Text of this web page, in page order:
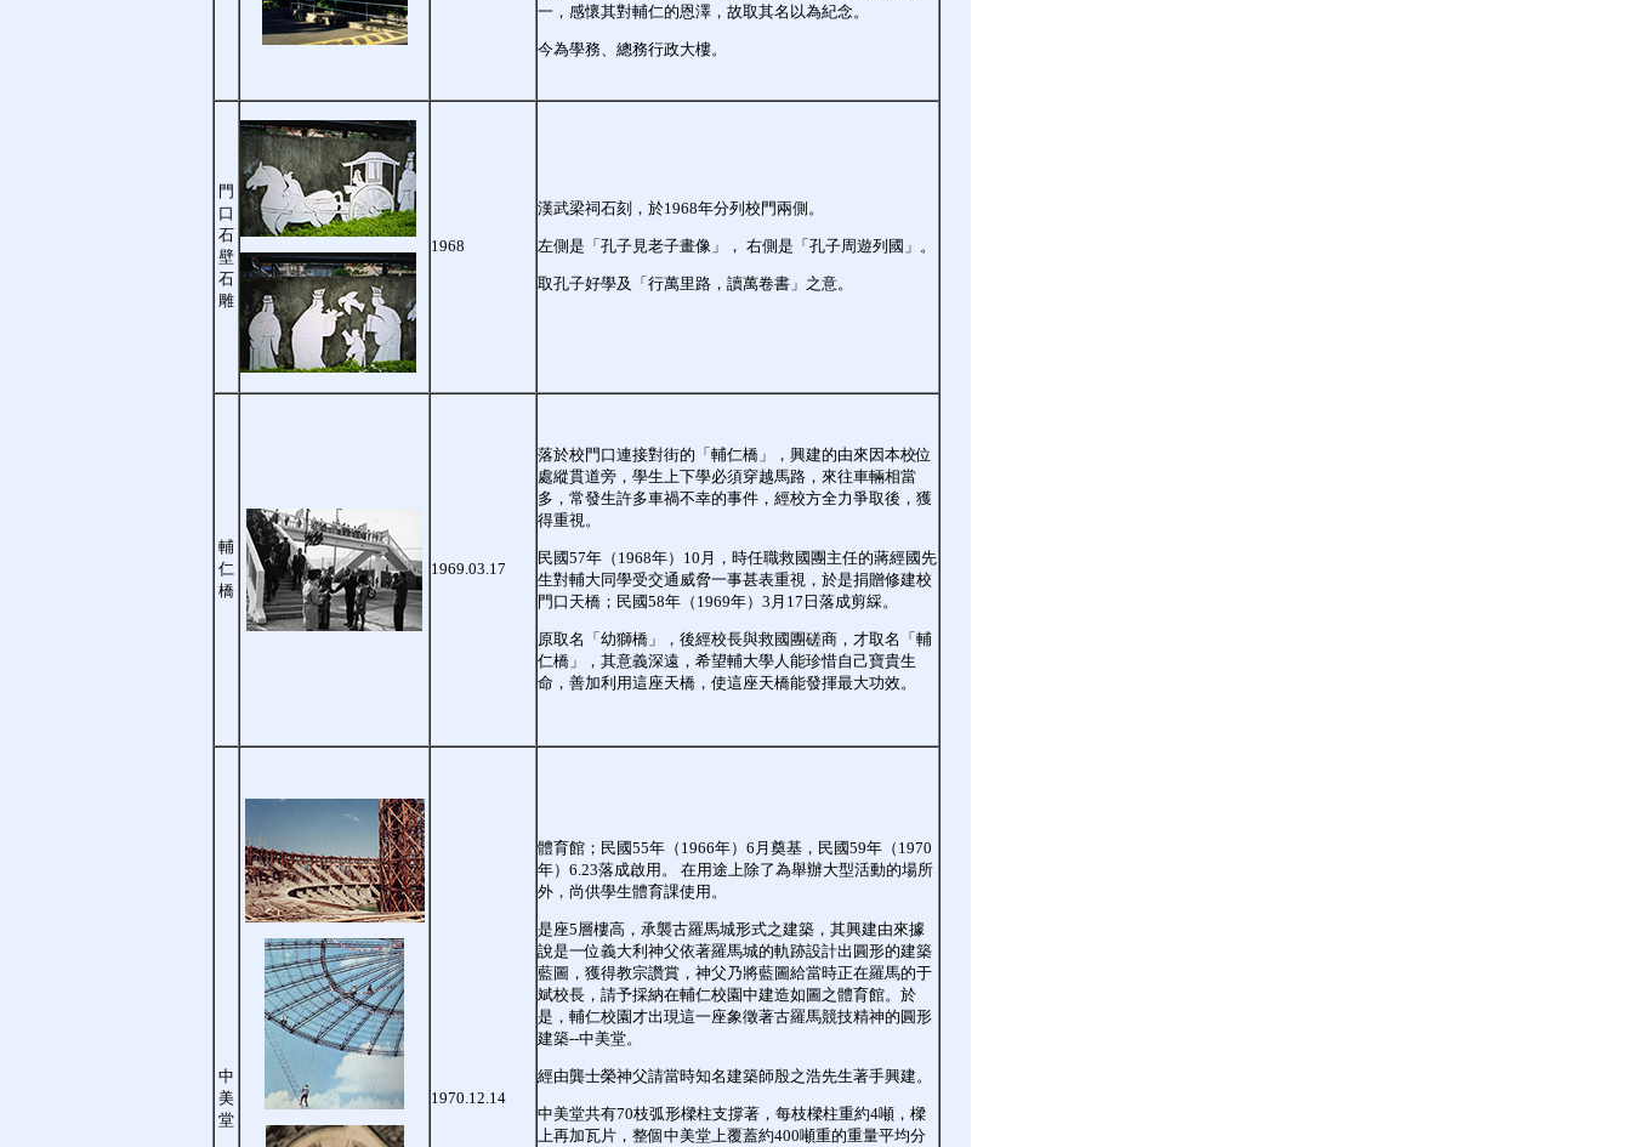
一，感懷其對輔仁的恩澤，故取其名以為紀念。
今為學務、總務行政大樓。
門
口
石
壁
石
雕
1968
漢武梁祠石刻，於1968年分列校門兩側。
左側是「孔子見老子畫像」， 右側是「孔子周遊列國」。
取孔子好學及「行萬里路，讀萬卷書」之意。
輔
仁
橋
1969.03.17
落於校門口連接對街的「輔仁橋」，興建的由來因本校位
處縱貫道旁，學生上下學必須穿越馬路，來往車輛相當
多，常發生許多車禍不幸的事件，經校方全力爭取後，獲
得重視。
民國57年（1968年）10月，時任職救國團主任的蔣經國先
生對輔大同學受交通威脅一事甚表重視，於是捐贈修建校
門口天橋；民國58年（1969年）3月17日落成剪綵。
原取名「幼獅橋」，後經校長與救國團磋商，才取名「輔
仁橋」，其意義深遠，希望輔大學人能珍惜自己寶貴生
命，善加利用這座天橋，使這座天橋能發揮最大功效。
中
美
堂
1970.12.14
體育館；民國55年（1966年）6月奠基，民國59年（1970
年）6.23落成啟用。 在用途上除了為舉辦大型活動的場所
外，尚供學生體育課使用。
是座5層樓高，承襲古羅馬城形式之建築，其興建由來據
說是一位義大利神父依著羅馬城的軌跡設計出圓形的建築
藍圖，獲得教宗讚賞，神父乃將藍圖給當時正在羅馬的于
斌校長，請予採納在輔仁校園中建造如圖之體育館。於
是，輔仁校園才出現這一座象徵著古羅馬競技精神的圓形
建築--中美堂。
經由龔士榮神父請當時知名建築師殷之浩先生著手興建。
中美堂共有70枝弧形樑柱支撐著，每枝樑柱重約4噸，樑
上再加瓦片，整個中美堂上覆蓋約400噸重的重量平均分